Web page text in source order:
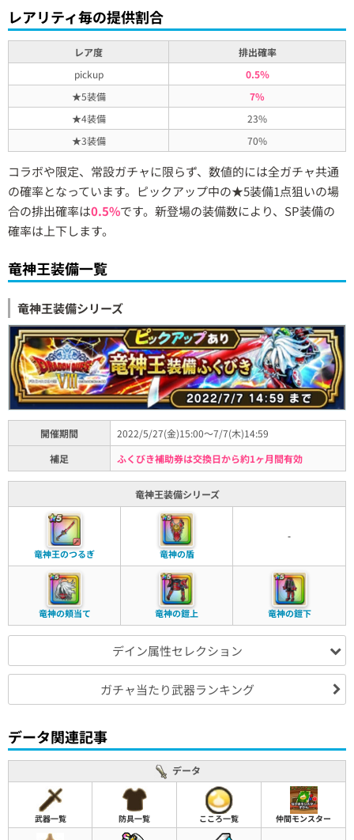
レアリティ毎の提供割合
レア度
排出確率
pickup
0.5％
★5装備
7%
★4装備
23%
★3装備
70%
コラボや限定、常設ガチャに限らず、数値的には全ガチャ共通
の確率となっています。ピックアップ中の★5装備1点狙いの場
合の排出確率は0.5%です。新登場の装備数により、SP装備の
確率は上下します。
竜神王装備一覧
竜神王装備シリーズ
開催期間
2022/5/27(金)15:00～7/7(木)14:59
補足
ふくびき補助券は交換日から約1ヶ月間有効
竜神王装備シリーズ
竜神王のつるぎ 竜神の盾
-
竜神の頬当て 竜神の鎧上 竜神の鎧下
デイン属性セレクション
ガチャ当たり武器ランキング
データ関連記事
データ
武器一覧 防具一覧 こころ一覧 仲間モンスター